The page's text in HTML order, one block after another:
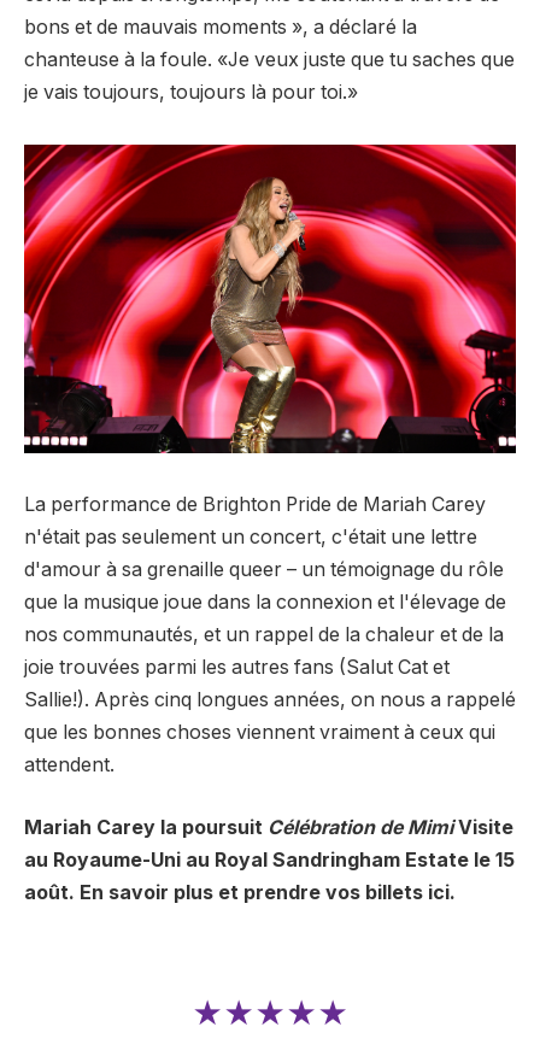
bons et de mauvais moments », a déclaré la
chanteuse à la foule. «Je veux juste que tu saches que
je vais toujours, toujours là pour toi.» ⁠
La performance de Brighton Pride de Mariah Carey
n'était pas seulement un concert, c'était une lettre
d'amour à sa grenaille queer – un témoignage du rôle
que la musique joue dans la connexion et l'élevage de
nos communautés, et un rappel de la chaleur et de la
joie trouvées parmi les autres fans (Salut Cat et
Sallie!). Après cinq longues années, on nous a rappelé
que les bonnes choses viennent vraiment à ceux qui
attendent.
Mariah Carey la poursuit Célébration de MimiVisite
au Royaume-Uni au Royal Sandringham Estate le 15
août. En savoir plus et prendre vos billets ici.
★★★★★